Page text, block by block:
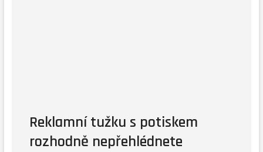
Reklamní tužku s potiskem
rozhodně nepřehlédnete